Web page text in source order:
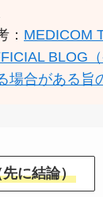
： MEDICOM
BLOG
場合がある旨
に結論）